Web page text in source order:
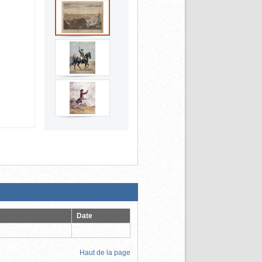
Date
Haut de la page